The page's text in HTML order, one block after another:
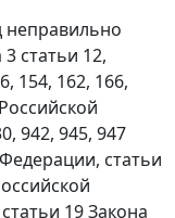
неправильно
статьи 12,
, 154, 162, 166,
, 942, 945, 947
статьи
19Закона